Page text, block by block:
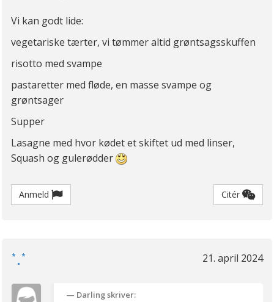
Vi kan godt lide:
vegetariske tærter, vi tømmer altid grøntsagsskuffen
risotto med svampe
pastaretter med fløde, en masse svampe og
grøntsager
Supper
Lasagne med hvor kødet et skiftet ud med linser,
Squash og gulerødder
Anmeld Citér
21. april 2024
*.*
Darling skriver: